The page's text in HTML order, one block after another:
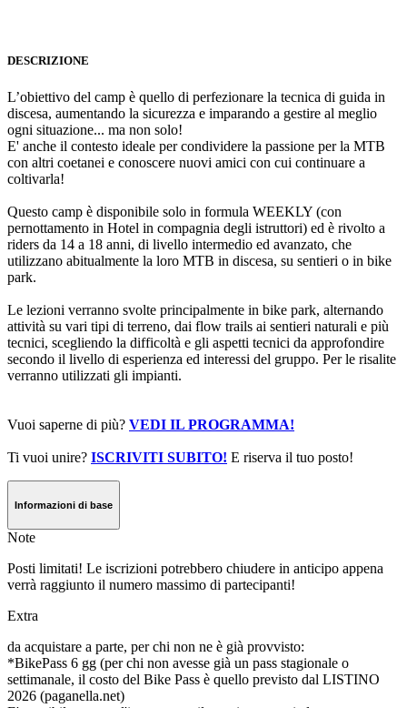
DESCRIZIONE
L’obiettivo del camp è quello di perfezionare la tecnica di guida in
discesa, aumentando la sicurezza e imparando a gestire al meglio
ogni situazione... ma non solo!
E' anche il contesto ideale per condividere la passione per la MTB
con altri coetanei e conoscere nuovi amici con cui continuare a
coltivarla!
Questo camp è disponibile solo in formula WEEKLY (con
pernottamento in Hotel in compagnia degli istruttori) ed è rivolto a
riders da 14 a 18 anni, di livello intermedio ed avanzato, che
utilizzano abitualmente la loro MTB in discesa, su sentieri o in bike
park.
Le lezioni verranno svolte principalmente in bike park, alternando
attività su vari tipi di terreno, dai flow trails ai sentieri naturali e più
tecnici, scegliendo la difficoltà e gli aspetti tecnici da approfondire
secondo il livello di esperienza ed interessi del gruppo. Per le risalite
verranno utilizzati gli impianti.
Vuoi saperne di più? VEDI IL PROGRAMMA!
Ti vuoi unire? ISCRIVITI SUBITO! E riserva il tuo posto!
Informazioni di base
Note
Posti limitati! Le iscrizioni potrebbero chiudere in anticipo appena
verrà raggiunto il numero massimo di partecipanti!
Extra
da acquistare a parte, per chi non ne è già provvisto:
*BikePass 6 gg (per chi non avesse già un pass stagionale o
settimanale, il costo del Bike Pass è quello previsto dal LISTINO
2026 (paganella.net)